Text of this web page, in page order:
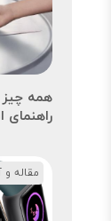
راهنمای
مقاله